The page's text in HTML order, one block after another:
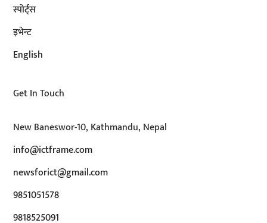
स्पोर्ट्स
इभेन्ट
English
Get In Touch
New Baneswor-10, Kathmandu, Nepal
info@ictframe.com
newsforict@gmail.com
9851051578
9818525091